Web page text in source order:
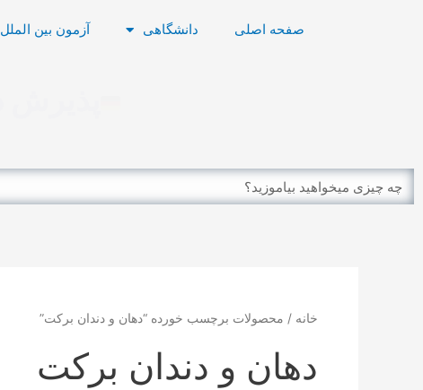
صفحه اصلی دانشگاهی آزمون بین الملل
Search
خانه / محصولات برچسب خورده “دهان و دندان برکت”
دهان و دندان برکت